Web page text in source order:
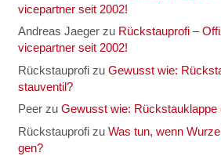
vice­part­ner seit 2002!
Andreas Jaegerzu Rück­stau­pro­fi –
vice­part­ner seit 2002!
Rückstauprofizu Gewusst wie:
stau­ven­til?
Peerzu Gewusst wie: Rück­stau­klap­pe
Rückstauprofizu Was tun, wenn
gen?